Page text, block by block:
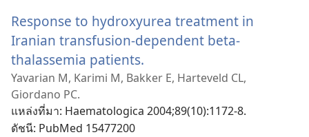
Response to hydroxyurea treatment in
Iranian transfusion-dependent beta-
thalassemia patients.
หน้าต่าง
Yavarian M, Karimi M, Bakker E, Harteveld CL,
Giordano PC.
แหล่งที่มา‎: Haematologica 2004;89(10):1172-8.
ดัชนี‎: PubMed 15477200